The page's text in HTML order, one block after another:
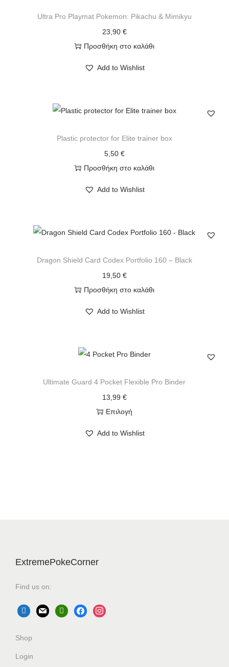
Ultra Pro Playmat Pokemon: Pikachu & Mimikyu
23,90 €
Προσθήκη στο καλάθι
Add to Wishlist
Plastic protector for Elite trainer box
5,50 €
Προσθήκη στο καλάθι
Add to Wishlist
Dragon Shield Card Codex Portfolio 160 – Black
19,50 €
Προσθήκη στο καλάθι
Add to Wishlist
Ultimate Guard 4 Pocket Flexible Pro Binder
13,99 €
Επιλογή
Add to Wishlist
ExtremePokeCorner
Find us on:
Shop
Login